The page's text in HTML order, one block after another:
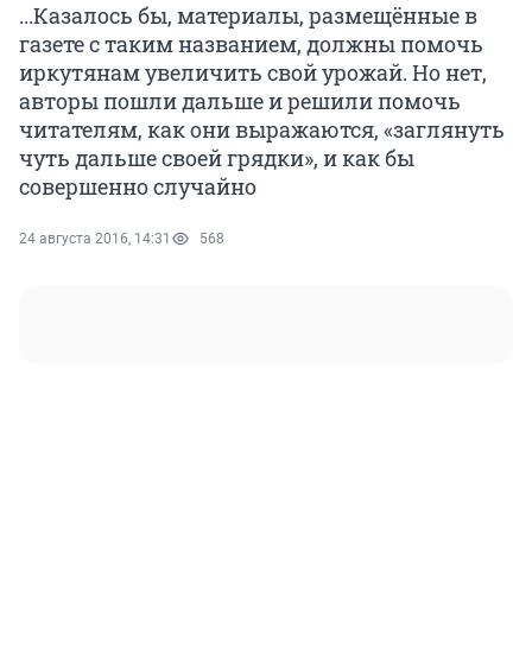
...Казалось бы, материалы, размещённые в
газете с таким названием, должны помочь
иркутянам увеличить свой урожай. Но нет,
авторы пошли дальше и решили помочь
читателям, как они выражаются, «заглянуть
чуть дальше своей грядки», и как бы
совершенно случайно
24 августа 2016, 14:31 568